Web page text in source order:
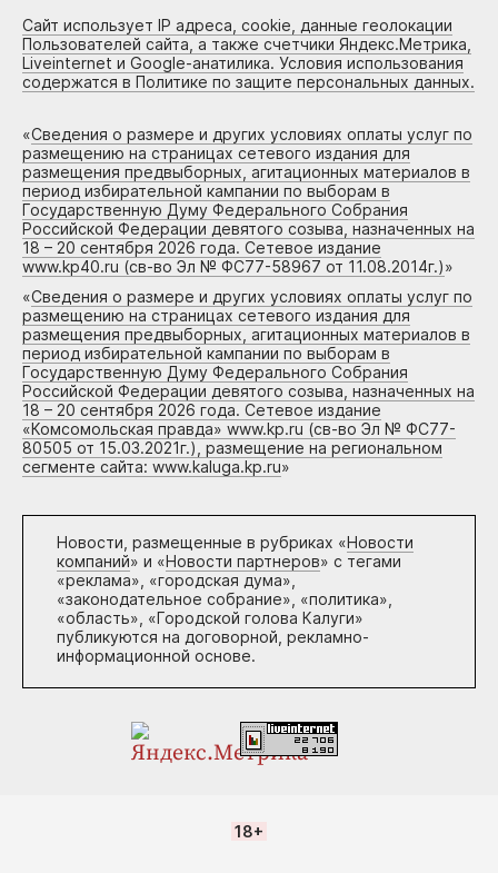
Сайт использует IP адреса, cookie, данные геолокации
Пользователей сайта, а также счетчики Яндекс.Метрика,
Liveinternet и Google-анатилика. Условия использования
содержатся в Политике по защите персональных данных.
«Сведения о размере и других условиях оплаты услуг по
размещению на страницах сетевого издания для
размещения предвыборных, агитационных материалов в
период избирательной кампании по выборам в
Государственную Думу Федерального Собрания
Российской Федерации девятого созыва, назначенных на
18 – 20 сентября 2026 года. Сетевое издание
www.kp40.ru (св-во Эл № ФС77-58967 от 11.08.2014г.)»
«Сведения о размере и других условиях оплаты услуг по
размещению на страницах сетевого издания для
размещения предвыборных, агитационных материалов в
период избирательной кампании по выборам в
Государственную Думу Федерального Собрания
Российской Федерации девятого созыва, назначенных на
18 – 20 сентября 2026 года. Сетевое издание
«Комсомольская правда» www.kp.ru (св-во Эл № ФС77-
80505 от 15.03.2021г.), размещение на региональном
сегменте сайта: www.kaluga.kp.ru»
Новости, размещенные в рубриках «Новости
компаний» и «Новости партнеров» с тегами
«реклама», «городская дума»,
«законодательное собрание», «политика»,
«область», «Городской голова Калуги»
публикуются на договорной, рекламно-
информационной основе.
18+